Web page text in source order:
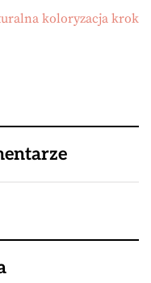
koloryzacja krok